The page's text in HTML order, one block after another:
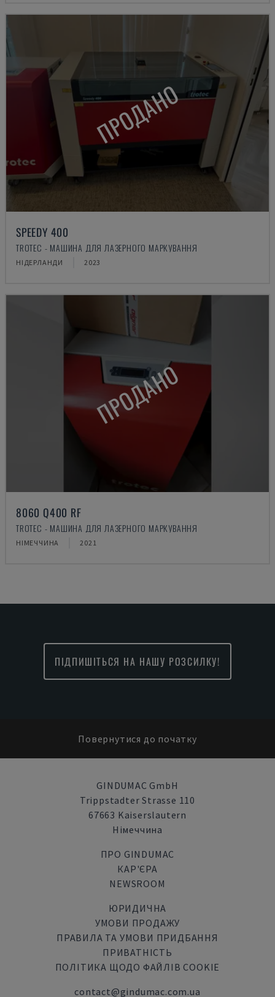
ПРОДАНО
SPEEDY 400
TROTEC - МАШИНА ДЛЯ ЛАЗЕРНОГО МАРКУВАННЯ
НІДЕРЛАНДИ 2023
ПРОДАНО
8060 Q400 RF
TROTEC - МАШИНА ДЛЯ ЛАЗЕРНОГО МАРКУВАННЯ
НІМЕЧЧИНА 2021
ПІДПИШІТЬСЯ НА НАШУ РОЗСИЛКУ!
Повернутися до початку
GINDUMAC GmbH
Trippstadter Strasse 110
67663 Kaiserslautern
Німеччина
ПРО GINDUMAC
КАР'ЄРА
NEWSROOM
ЮРИДИЧНА
УМОВИ ПРОДАЖУ
ПРАВИЛА ТА УМОВИ ПРИДБАННЯ
ПРИВАТНІСТЬ
ПОЛІТИКА ЩОДО ФАЙЛІВ COOKIE
contact@gindumac.com.ua